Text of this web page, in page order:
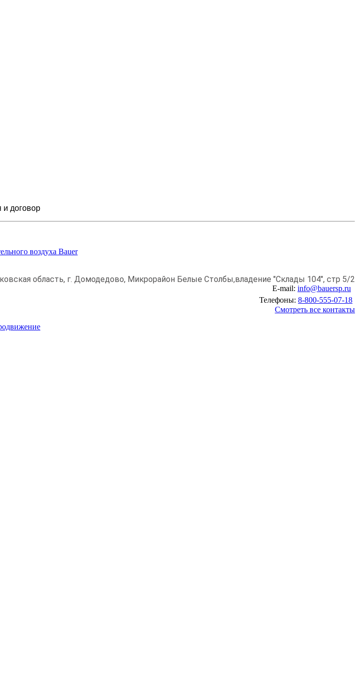
и договор
воздуха Bauer
область, г. Домодедово, Микрорайон Белые Столбы,владение "Склады 104", стр 5/2
E-mail: info@bauersp.ru
Телефоны: 8-800-555-07-18
Смотреть все контакты